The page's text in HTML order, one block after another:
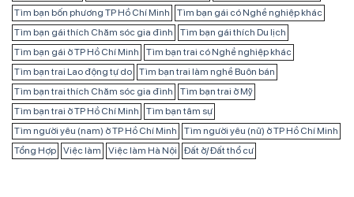
Tìm bạn bốn phương TP Hồ Chí Minh
Tìm bạn gái có Nghề nghiệp khác
Tìm bạn gái thích Chăm sóc gia đình
Tìm bạn gái thích Du lịch
Tìm bạn gái ở TP Hồ Chí Minh
Tìm bạn trai có Nghề nghiệp khác
Tìm bạn trai Lao động tự do
Tìm bạn trai làm nghề Buôn bán
Tìm bạn trai thích Chăm sóc gia đình
Tìm bạn trai ở Mỹ
Tìm bạn trai ở TP Hồ Chí Minh
Tìm bạn tâm sự
Tìm người yêu (nam) ở TP Hồ Chí Minh
Tìm người yêu (nữ) ở TP Hồ Chí Minh
Tổng Hợp
Việc làm Việc làm Hà Nội Đất ở/ Đất thổ cư